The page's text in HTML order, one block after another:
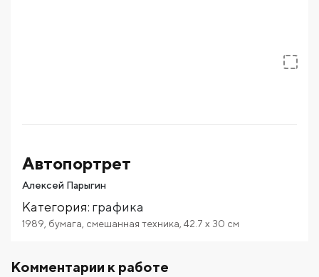
Автопортрет
Алексей Парыгин
Категория: графика
1989 бумага смешанная техника 42.7 x 30 см
Комментарии к работе